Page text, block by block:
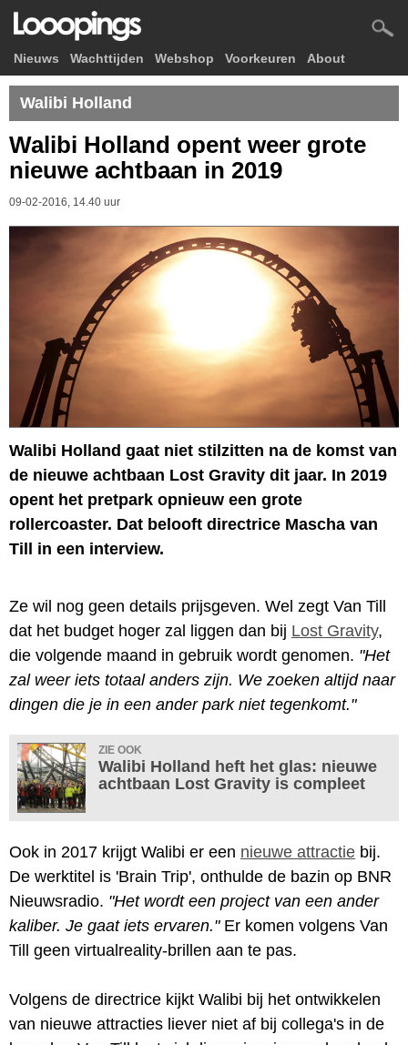
Nieuws Wachttijden Webshop Voorkeuren About
Walibi Holland
Walibi Holland opent weer grote
nieuwe achtbaan in 2019
09-02-2016, 14.40 uur
Walibi Holland gaat niet stilzitten na de komst van
de nieuwe achtbaan Lost Gravity dit jaar. In 2019
opent het pretpark opnieuw een grote
rollercoaster. Dat belooft directrice Mascha van
Till in een interview.
Ze wil nog geen details prijsgeven. Wel zegt Van Till
dat het budget hoger zal liggen dan bij Lost Gravity,
die volgende maand in gebruik wordt genomen. "Het
zal weer iets totaal anders zijn. We zoeken altijd naar
dingen die je in een ander park niet tegenkomt."
ZIE OOK
Walibi Holland heft het glas: nieuwe
achtbaan Lost Gravity is compleet
Ook in 2017 krijgt Walibi er een nieuwe attractie bij.
De werktitel is 'Brain Trip', onthulde de bazin op BNR
Nieuwsradio. "Het wordt een project van een ander
kaliber. Je gaat iets ervaren."Er komen volgens Van
Till geen virtualreality-brillen aan te pas.
Volgens de directrice kijkt Walibi bij het ontwikkelen
van nieuwe attracties liever niet af bij collega's in de